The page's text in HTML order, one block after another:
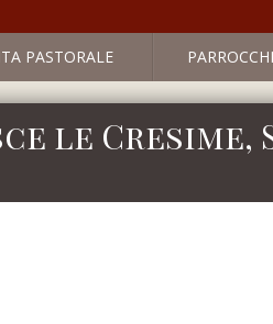
PASTORALE
le Cresime,